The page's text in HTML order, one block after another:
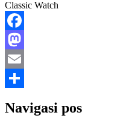
Classic Watch
Facebook
Mastodon
Email
Navigasi pos